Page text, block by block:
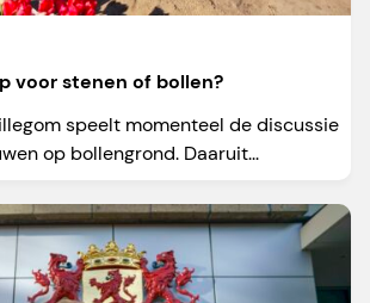
voor stenen of bollen?
speelt momenteel de discussie
op bollengrond. Daaruit...